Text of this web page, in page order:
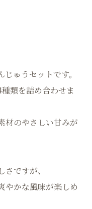
ゅうセットです。
類を詰め合わせま
材のやさしい甘みが
ですが、
やかな風味が楽しめ